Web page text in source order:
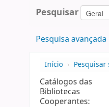
Pesquisar
Pesquisa avançada
Início › Pesquisar
Catálogos das
Bibliotecas
Cooperantes: